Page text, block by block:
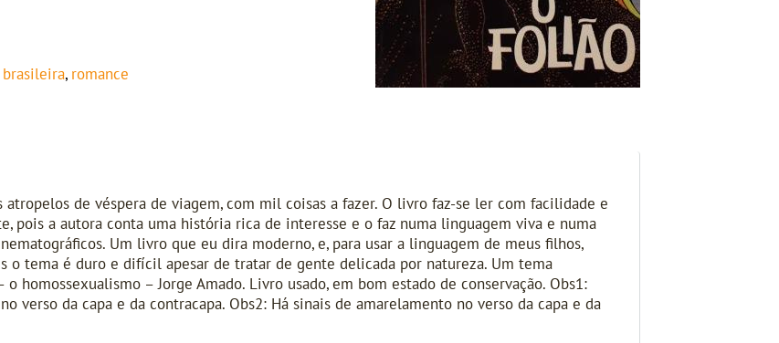
, romance
de véspera de viagem, com mil coisas a fazer. O livro faz-se ler com facilidade e
pois a autora conta uma história rica de interesse e o faz numa linguagem viva e numa
Um livro que eu dira moderno, e, para usar a linguagem de meus filhos,
o tema é duro e difícil apesar de tratar de gente delicada por natureza. Um tema
homossexualismo – Jorge Amado. Livro usado, em bom estado de conservação. Obs1:
verso da capa e da contracapa. Obs2: Há sinais de amarelamento no verso da capa e da